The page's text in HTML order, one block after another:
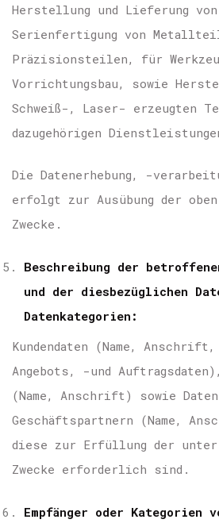
Herstellung und Lieferung
Serienfertigung von
Präzisionsteilen, für
Vorrichtungsbau, sowie
Schweiß-, Laser- erzeugten
dazugehörigen
Die Datenerhebung, -
erfolgt zur Ausübung der oben
Zwecke.
Beschreibung der
und der diesbezüglichen
Datenkategorien:
Kundendaten (Name,
Angebots, -und
(Name, Anschrift) sowie
Geschäftspartnern (Name,
diese zur Erfüllung der unter
Zwecke erforderlich sind.
Empfänger oder Kategorien